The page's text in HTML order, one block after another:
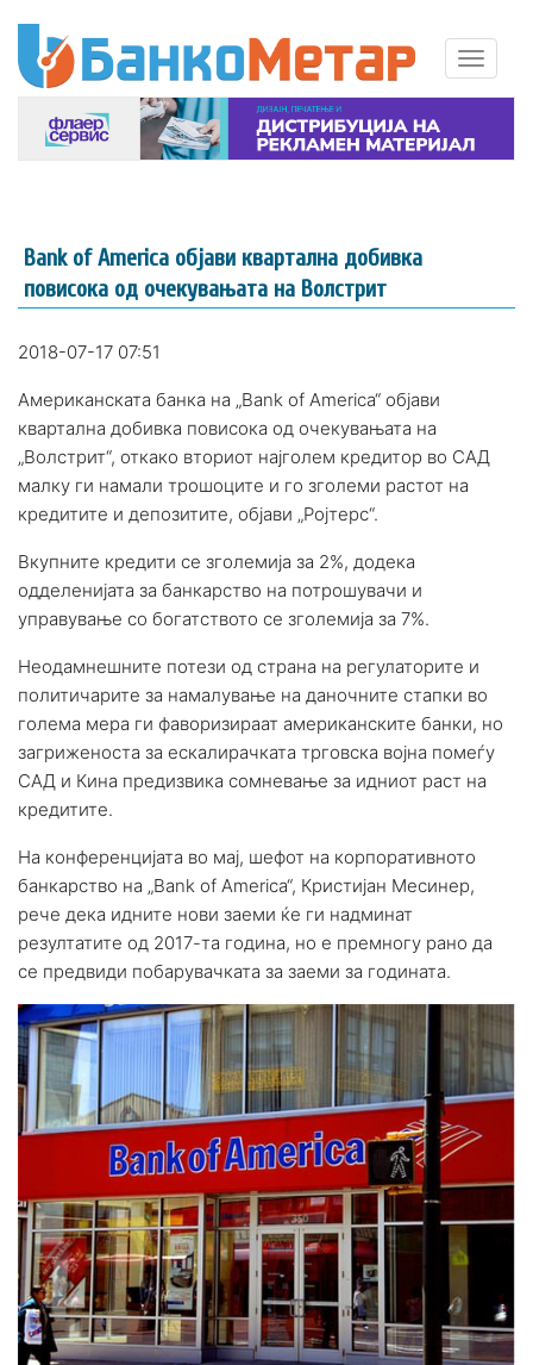
Bank of America објави квартална добивка
повисока од очекувањата на Волстрит
2018-07-17 07:51
Американската банка на „Bank of America“ објави
квартална добивка повисока од очекувањата на
„Волстрит“, откако вториот најголем кредитор во САД
малку ги намали трошоците и го зголеми растот на
кредитите и депозитите, објави „Ројтерс“.
Вкупните кредити се зголемија за 2%, додека
одделенијата за банкарство на потрошувачи и
управување со богатството се зголемија за 7%.
Неодамнешните потези од страна на регулаторите и
политичарите за намалување на даночните стапки во
голема мера ги фаворизираат американските банки, но
загриженоста за ескалирачката трговска војна помеѓу
САД и Кина предизвика сомневање за идниот раст на
кредитите.
На конференцијата во мај, шефот на корпоративното
банкарство на „Bank of America“, Кристијан Месинер,
рече дека идните нови заеми ќе ги надминат
резултатите од 2017-та година, но е премногу рано да
се предвиди побарувачката за заеми за годината.